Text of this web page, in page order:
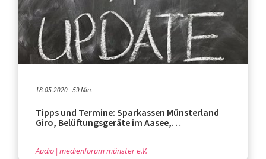
18.05.2020 - 59 Min.
Tipps und Termine: Sparkassen Münsterland
Giro, Belüftungsgeräte im Aasee,
Audio medienforum münster e.V.